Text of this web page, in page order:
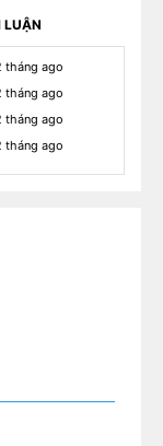
LUẬN
tháng ago
tháng ago
tháng ago
tháng ago